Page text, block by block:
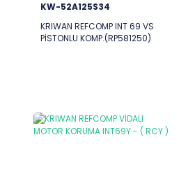
KW-52A125S34
KRIWAN REFCOMP INT 69 VS
PİSTONLU KOMP.(RP581250)